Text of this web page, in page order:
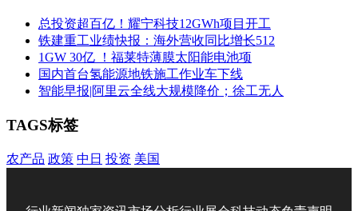
总投资超百亿！耀宁科技12GWh项目开工
铁建重工业绩快报：海外营收同比增长512
1GW 30亿 ！福莱特薄膜太阳能电池项
国内首台氢能源地铁施工作业车下线
智能早报|阿里云全线大规模降价；徐工无人
TAGS标签
农产品 政策 中日 投资 美国